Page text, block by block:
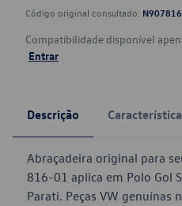
Código original consultado:
Compatibilidade disponível
Entrar
Descrição
Abraçadeira original para
816-01 aplica em Polo Gol
Parati. Peças VW genuínas